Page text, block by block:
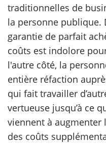
traditionnelles de
la personne publique.
garantie de parfait
coûts est indolore
l'autre côté, la
entière réfaction
qui fait travailler
vertueuse jusqu’à ce
viennent à augmenter
des coûts